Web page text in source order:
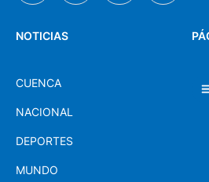
NOTICIAS
CUENCA
NACIONAL
DEPORTES
MUNDO